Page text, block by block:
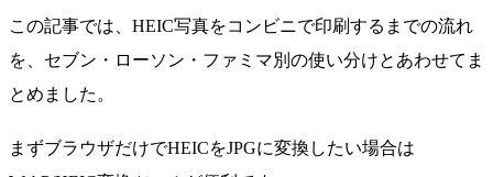
この記事では、HEIC写真をコンビニで印刷するまでの流れ
を、セブン・ローソン・ファミマ別の使い分けとあわせてま
とめました。
まずブラウザだけでHEICをJPGに変換したい場合は